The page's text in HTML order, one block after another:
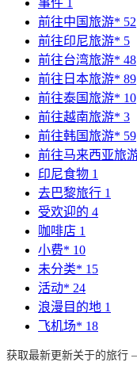
前往中国旅游* 52
前往印尼旅游* 5
前往台湾旅游* 48
前往日本旅游* 89
前往泰国旅游* 10
前往越南旅游* 3
前往韩国旅游* 59
前往马来西亚旅
印尼食物 1
去巴黎旅行 1
受欢迎的 4
咖啡店 1
小费* 10
未分类* 15
活动* 24
浪漫目的地 1
飞机场* 18
获取最新更新关于的旅行